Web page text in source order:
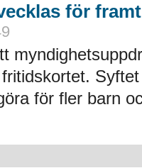
för
för fler barn